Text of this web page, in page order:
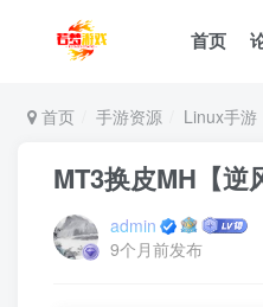
首页
首页 手游资源 Linux手游
MT3换皮MH【
admin
9个月前发布